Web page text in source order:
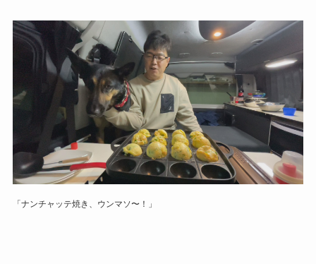
「ナンチャッテ焼き、ウンマソ〜！」